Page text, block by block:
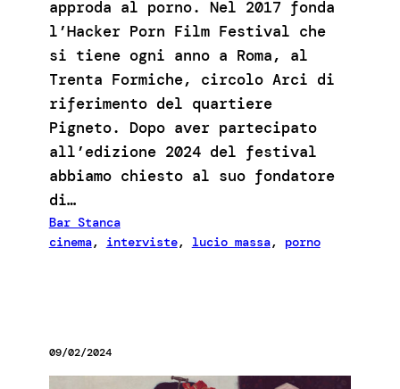
approda al porno. Nel 2017 fonda
l’Hacker Porn Film Festival che
si tiene ogni anno a Roma, al
Trenta Formiche, circolo Arci di
riferimento del quartiere
Pigneto. Dopo aver partecipato
all’edizione 2024 del festival
abbiamo chiesto al suo fondatore
di…
Bar Stanca
cinema, interviste, lucio massa, porno
09/02/2024